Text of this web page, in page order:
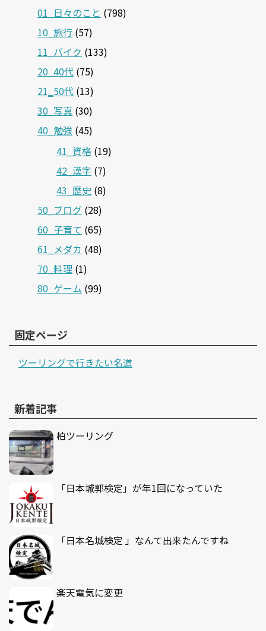
01_日々のこと (798)
10_旅行 (57)
11_バイク (133)
20_40代 (75)
21‗50代 (13)
30_写真 (30)
40_勉強 (45)
41_資格 (19)
42_漢字 (7)
43_歴史 (8)
50_ブログ (28)
60_子育て (65)
61_メダカ (48)
70_料理 (1)
80_ゲーム (99)
固定ページ
ツーリングで行きたい名道
新着記事
柏ツーリング
「日本城郭検定」が年1回になっていた
「日本名城検定 」なんて出来たんですね
楽天電気に変更